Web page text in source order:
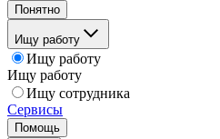
Понятно
Ищу работу
Ищу работу
Ищу работу
Ищу сотрудника
Сервисы
Помощь